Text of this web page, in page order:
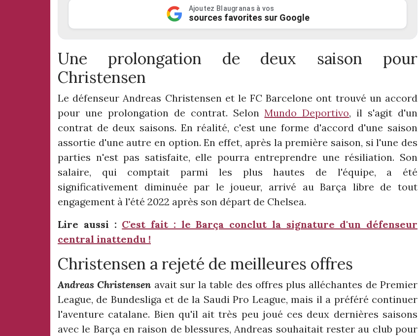
Ajoutez Blaugranas à vos
sources favorites sur Google
Une prolongation de deux saison pour
Christensen
Le défenseur Andreas Christensen et le FC Barcelone ont trouvé un accord
pour une prolongation de contrat. SelonMundo Deportivo, il s'agit d'un
contrat de deux saisons. En réalité, c'est une forme d'accord d'une saison
assortie d'une autre en option. En effet, après la première saison, si l'une des
parties n'est pas satisfaite, elle pourra entreprendre une résiliation. Son
salaire, qui comptait parmi les plus hautes de l'équipe, a été
significativement diminuée par le joueur, arrivé au Barça libre de tout
engagement à l'été 2022 après son départ de Chelsea.
Lire aussi : C'est fait : le Barça conclut la signature d'un défenseur
central inattendu !
Christensen a rejeté de meilleures offres
Andreas Christensen avait sur la table des offres plus alléchantes de Premier
League, de Bundesliga et de la Saudi Pro League, mais il a préféré continuer
l'aventure catalane. Bien qu'il ait très peu joué ces deux dernières saisons
avec le Barça en raison de blessures, Andreas souhaitait rester au club pour